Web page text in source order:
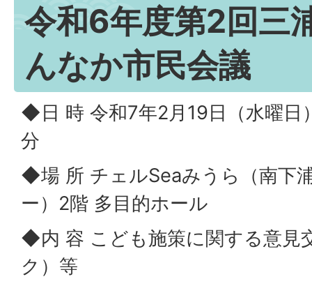
令和6年度第2回三
んなか市民会議
◆日 時 令和7年2月19日（水曜日
分
◆場 所 チェルSeaみうら（南下
ー）2階 多目的ホール
◆内 容 こども施策に関する意見
ク）等